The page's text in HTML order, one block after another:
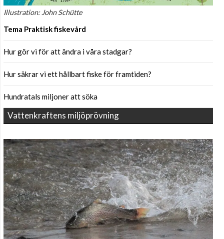
Illustration: John Schütte
Tema Praktisk fiskevård
Hur gör vi för att ändra i våra stadgar?
Hur säkrar vi ett hållbart fiske för framtiden?
Hundratals miljoner att söka
Vattenkraftens miljöprövning